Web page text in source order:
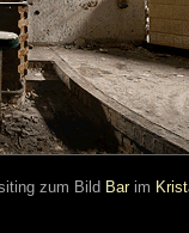
zum Bild Barim